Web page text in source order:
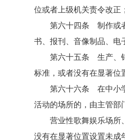
位或者上级机关责令改正
第六十四条 制作或者
书、报刊、音像制品、电
第六十五条 生产、销
标准，或者没有在显著位
第六十六条 在中小学
活动的场所的，由主管部
营业性歌舞娱乐场所、
没有在显著位置设置未成